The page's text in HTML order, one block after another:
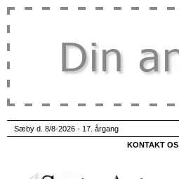
Sæby d. 8/8-2026 - 17. årgang
KONTAKT OS